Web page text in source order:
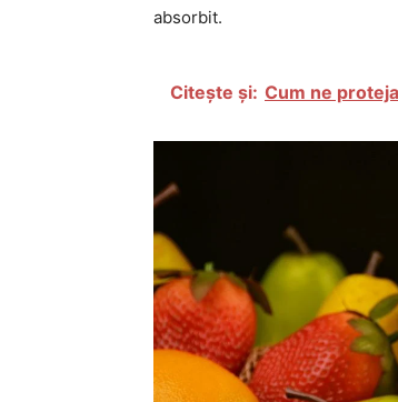
absorbit.
Citește și: Cum ne